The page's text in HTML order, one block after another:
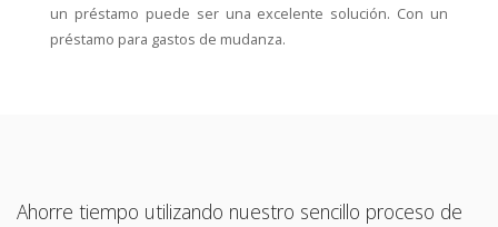
un préstamo puede ser una excelente solución. Con un
préstamo para gastos de mudanza.
Ahorre tiempo utilizando nuestro sencillo proceso de